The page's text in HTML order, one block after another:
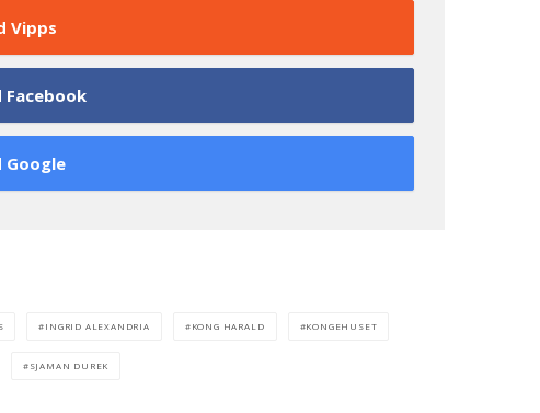
Vipps
Facebook
Google
INGRID ALEXANDRIA KONG HARALD KONGEHUSET
SJAMAN DUREK